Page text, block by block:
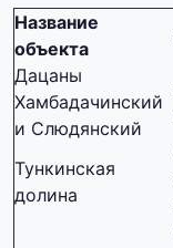
Название
объекта
Дацаны
Хамбадачинский
и Слюдянский
Тункинская
долина